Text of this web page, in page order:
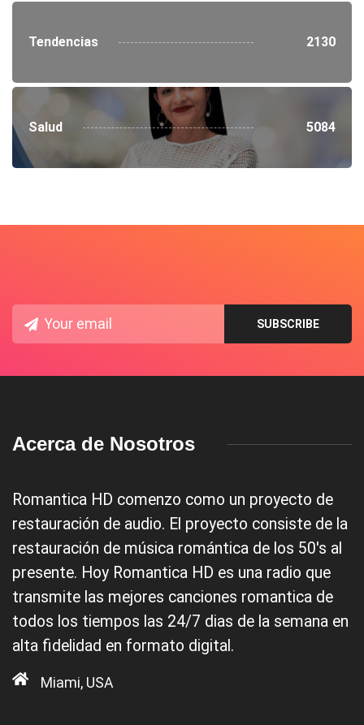
Tendencias 2130
Salud 5084
Acerca de Nosotros
Romantica HD comenzo como un proyecto de
restauración de audio. El proyecto consiste de la
restauración de música romántica de los 50's al
presente. Hoy Romantica HD es una radio que
transmite las mejores canciones romantica de
todos los tiempos las 24/7 dias de la semana en
alta fidelidad en formato digital.
Miami, USA